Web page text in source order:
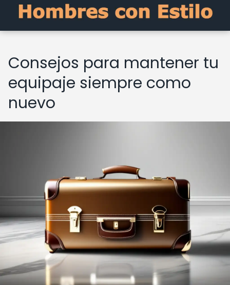
Consejos para mantener tu
equipaje siempre como
nuevo